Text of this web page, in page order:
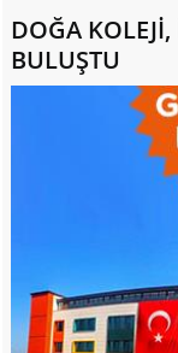
DOĞA
BULUŞTU